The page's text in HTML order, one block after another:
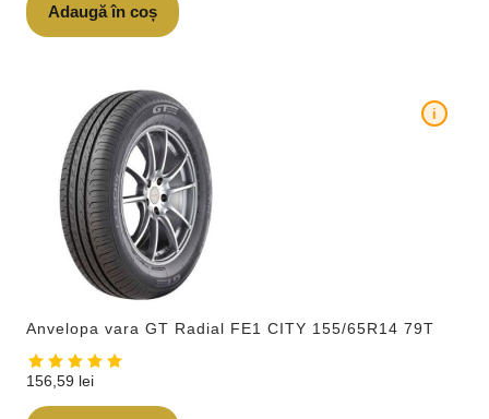
Adaugă în coș
Anvelopa vara GT Radial FE1 CITY 155/65R14 79T
i
156,59 lei